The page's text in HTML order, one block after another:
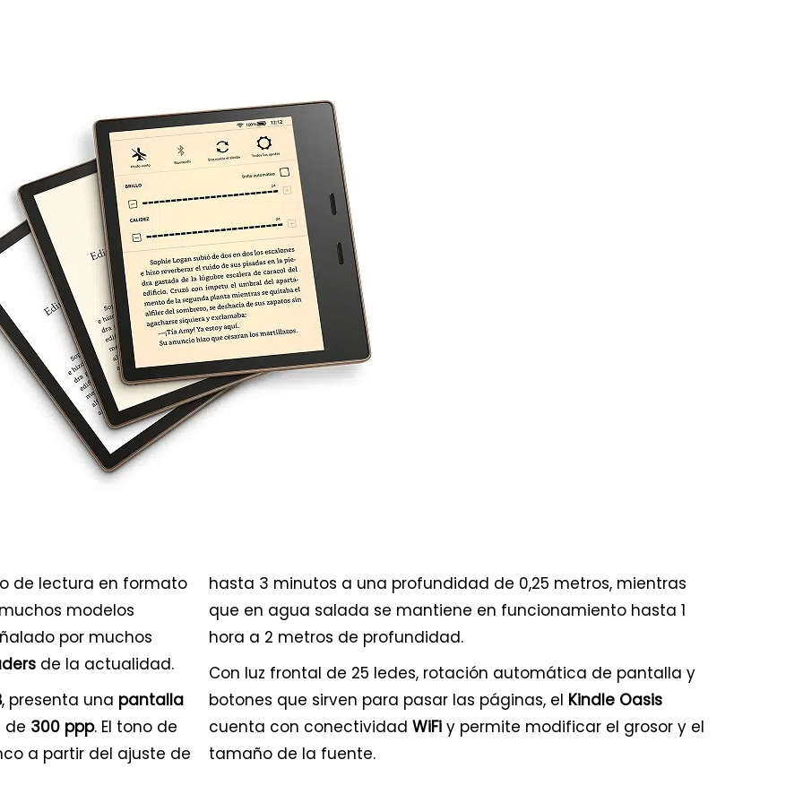
de lectura en formato
modelos
por muchos
de la actualidad.
, presenta una pantalla
de 300 ppp. El tono de
a partir del ajuste de
hasta 3 minutos a una profundidad de 0,25 metros, mientras
que en agua salada se mantiene en funcionamiento hasta 1
hora a 2 metros de profundidad.
Con luz frontal de 25 ledes, rotación automática de pantalla y
botones que sirven para pasar las páginas, el Kindle Oasis
cuenta con conectividad WiFiy permite modificar el grosor y el
tamaño de la fuente.